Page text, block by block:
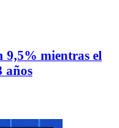
9,5% mientras el
años